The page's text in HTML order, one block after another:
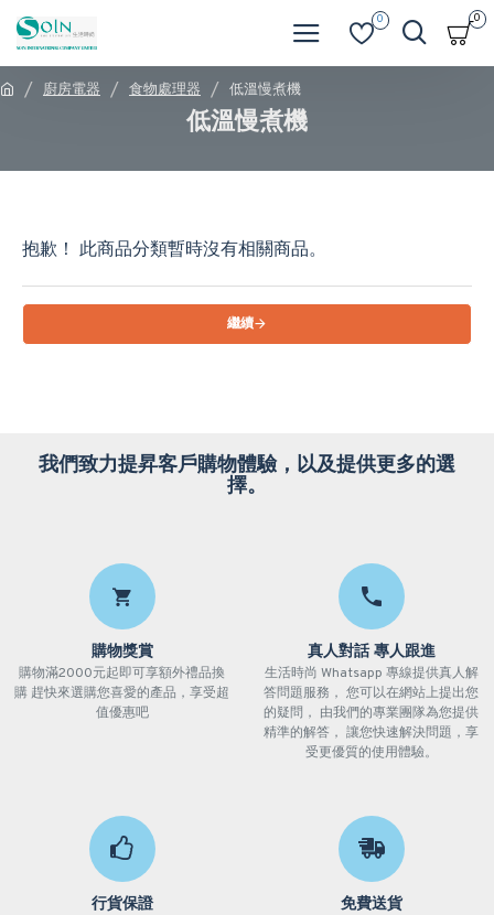
0 0
廚房電器 食物處理器 低溫慢煮機
低溫慢煮機
抱歉！ 此商品分類暫時沒有相關商品。
繼續
我們致力提昇客戶購物體驗，以及提供更多的選
擇。
購物獎賞
購物滿2000元起即可享額外禮品換
購 趕快來選購您喜愛的產品，享受超
值優惠吧
真人對話 專人跟進
生活時尚 Whatsapp 專線提供真人解
答問題服務， 您可以在網站上提出您
的疑問， 由我們的專業團隊為您提供
精準的解答， 讓您快速解決問題，享
受更優質的使用體驗。
行貨保證 免費送貨